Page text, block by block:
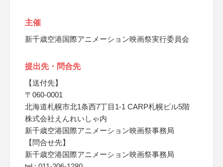
主催
新千歳空港国際アニメーション映画祭実行委員会
提出先・問合先
【送付先】
〒060-0001
北海道札幌市北1条西7丁目1-1 CARP札幌ビル5階
株式会社えんれいしゃ内
新千歳空港国際アニメーション映画祭事務局
【問合せ先】
新千歳空港国際アニメーション映画祭事務局